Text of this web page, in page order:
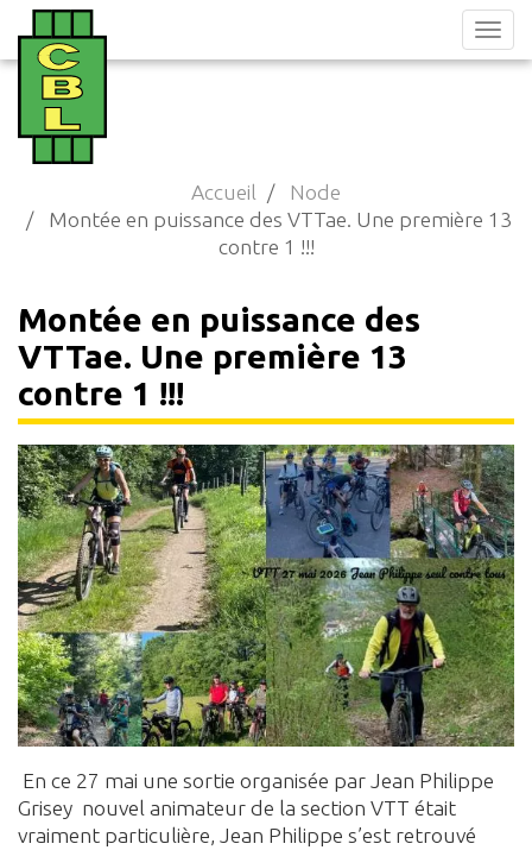
Aller
au
contenu
principal
Accueil
Node
Montée en puissance des VTTae. Une première 13
contre 1 !!!
Montée en puissance des
VTTae. Une première 13
contre 1 !!!
En ce 27 mai une sortie organisée par Jean Philippe
Grisey nouvel animateur de la section VTT était
vraiment particulière, Jean Philippe s’est retrouvé